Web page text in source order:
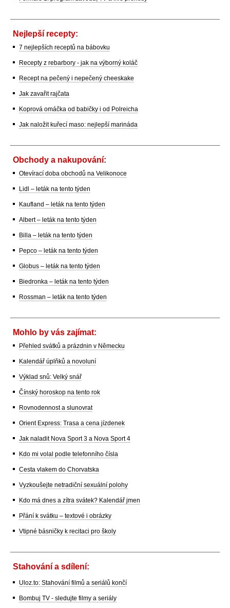
Nejlepší recepty:
7 nejlepších receptů na bábovku
Recepty z rebarbory - jak na výborný koláč
Recept na pečený i nepečený cheeskake
Jak zavařit rajčata
Koprová omáčka od babičky i od Polreicha
Jak naložit kuřecí maso: nejlepší marináda
Obchody a nakupování:
Otevírací doba obchodů na Velikonoce
Lidl – leták na tento týden
Kaufland – leták na tento týden
Albert – leták na tento týden
Billa – leták na tento týden
Pepco – leták na tento týden
Globus – leták na tento týden
Biedronka – leták na tento týden
Rossman – leták na tento týden
Mohlo by vás zajímat:
Přehled svátků a prázdnin v Německu
Kalendář úplňků a novoluní
Výklad snů: Velký snář
Čínský horoskop na tento rok
Rovnodennost a slunovrat
Orient Express: Trasa a cena jízdenek
Jak naladit Nova Sport 3 a Nova Sport 4
Kdo mi volal podle telefonního čísla
Cesta vlakem do Chorvatska
Vyzkoušejte netradiční sexuální polohy
Kdo má dnes a zítra svátek? Kalendář jmen
Přání k svátku – textové i obrázky
Vtipné básničky k recitaci pro školy
Stahování a sdílení:
Uloz.to: Stahování filmů a seriálů končí
Bombuj TV - sledujte filmy a seriály